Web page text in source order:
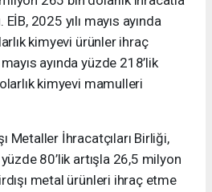
2025 yılı mayıs ayında
kimyevi ürünler ihraç
ayında yüzde 218’lik
kimyevi mamulleri
Metaller İhracatçıları Birliği,
yüzde 80’lik artışla 26,5 milyon
metal ürünleri ihraç etme